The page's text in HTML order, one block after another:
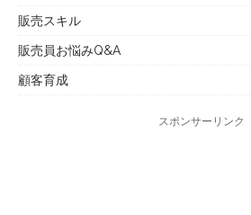
販売スキル
販売員お悩みQ&A
顧客育成
スポンサーリンク